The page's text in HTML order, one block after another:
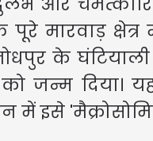
मारवाड़
के
जन्म दिया।
इसे